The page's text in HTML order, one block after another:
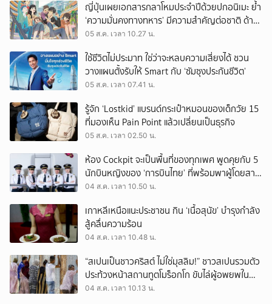
ญี่ปุ่นเผยเอกสารกลาโหมประจำปีด้วยปกอนิเมะ ย้ำ
‘ความมั่นคงทางทหาร’ มีความสำคัญต่อชาติ ด้าน
จีนเตือน ขออย่าซ้ำรอยประวัติศาสตร์
05 ส.ค. เวลา 10.27 น.
ใช้ชีวิตไม่ประมาท ใช่ว่าจะหลบความเสี่ยงได้ ชวน
วางแผนตั้งรับให้ Smart กับ ‘ซัมซุงประกันชีวิต’
05 ส.ค. เวลา 07.41 น.
รู้จัก ‘Lostkid’ แบรนด์กระเป๋าหมอนของเด็กวัย 15
ที่มองเห็น Pain Point แล้วเปลี่ยนเป็นธุรกิจ
05 ส.ค. เวลา 02.50 น.
ห้อง Cockpit จะเป็นพื้นที่ของทุกเพศ พูดคุยกับ 5
นักบินหญิงของ ‘การบินไทย’ ที่พร้อมพาผู้โดยสาร
บินไปทั่วโลก
04 ส.ค. เวลา 10.50 น.
เกาหลีเหนือแนะประชาชน กิน ‘เนื้อสุนัข’ บำรุงกำลัง
สู้คลื่นความร้อน
04 ส.ค. เวลา 10.48 น.
“สเปนเป็นชาวคริสต์ ไม่ใช่มุสลิม!” ชาวสเปนรวมตัว
ประท้วงหน้าสถานทูตโมร็อกโก ขับไล่ผู้อพยพใน
เมืองเซวตาออกนอกประเทศ
04 ส.ค. เวลา 10.13 น.